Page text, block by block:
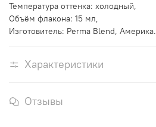
Температура оттенка: холодный,
Объём флакона: 15 мл,
Изготовитель: Perma Blend, Америка.
Характеристики
Отзывы